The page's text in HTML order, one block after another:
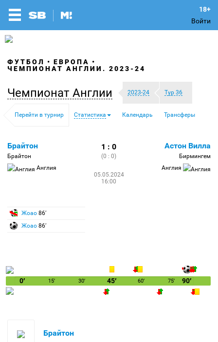
Войти
ФУТБОЛ
ЕВРОПА
ЧЕМПИОНАТ АНГЛИИ. 2023-24
Чемпионат Англии 2023-24 Тур 36
Перейти в турнир Статистика Календарь Трансферы
Брайтон
Брайтон
Англия
1 : 0
(0 : 0)
05.05.2024
16:00
Астон Вилла
Бирмингем
Англия
Жоао 86′
Жоао 86′
0′ 15′ 30′ 45′ 60′ 75′ 90′
Брайтон